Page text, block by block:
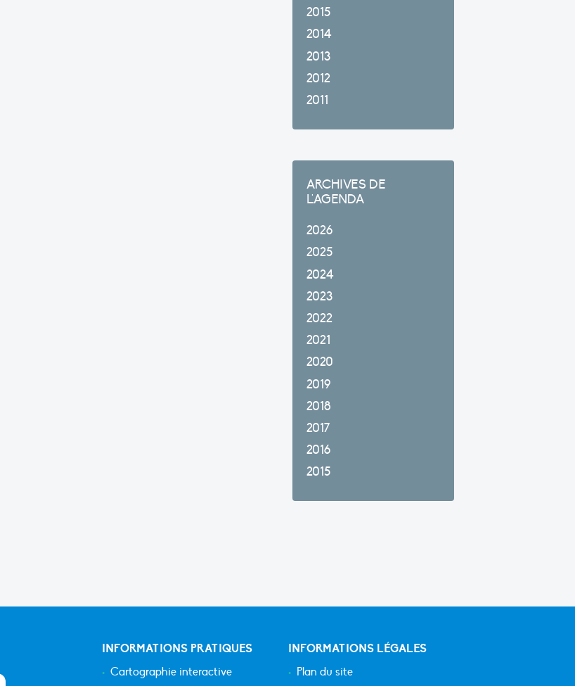
2015
2014
2013
2012
2011
ARCHIVES DE
L'AGENDA
2026
2025
2024
2023
2022
2021
2020
2019
2018
2017
2016
2015
INFORMATIONS PRATIQUES
Cartographie interactive
INFORMATIONS LÉGALES
Plan du site